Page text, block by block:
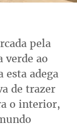
pela
verde ao
esta adega
de trazer
o interior,